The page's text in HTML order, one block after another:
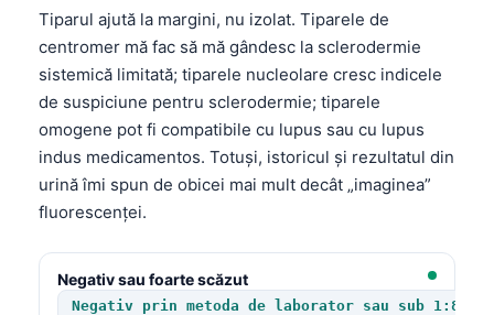
Tiparul ajută la margini, nu izolat. Tiparele de
centromer mă fac să mă gândesc la sclerodermie
sistemică limitată; tiparele nucleolare cresc indicele
de suspiciune pentru sclerodermie; tiparele
omogene pot fi compatibile cu lupus sau cu lupus
indus medicamentos. Totuși, istoricul și rezultatul din
urină îmi spun de obicei mai mult decât „imaginea”
fluorescenței.
Negativ sau foarte scăzut
Negativ prin metoda de laborator sau sub 1:80